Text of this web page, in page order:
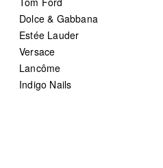
Dolce & Gabbana
Estée Lauder
Versace
Lancôme
Indigo Nails